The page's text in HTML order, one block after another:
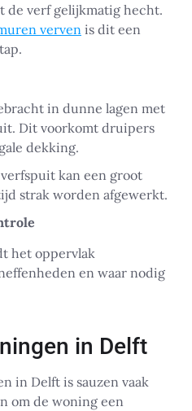
de verf gelijkmatig hecht.
verven is dit een
in dunne lagen met
Dit voorkomt druipers
dekking.
kan een groot
strak worden afgewerkt.
het oppervlak
en waar nodig
in Delft
in Delft is sauzen vaak
om de woning een